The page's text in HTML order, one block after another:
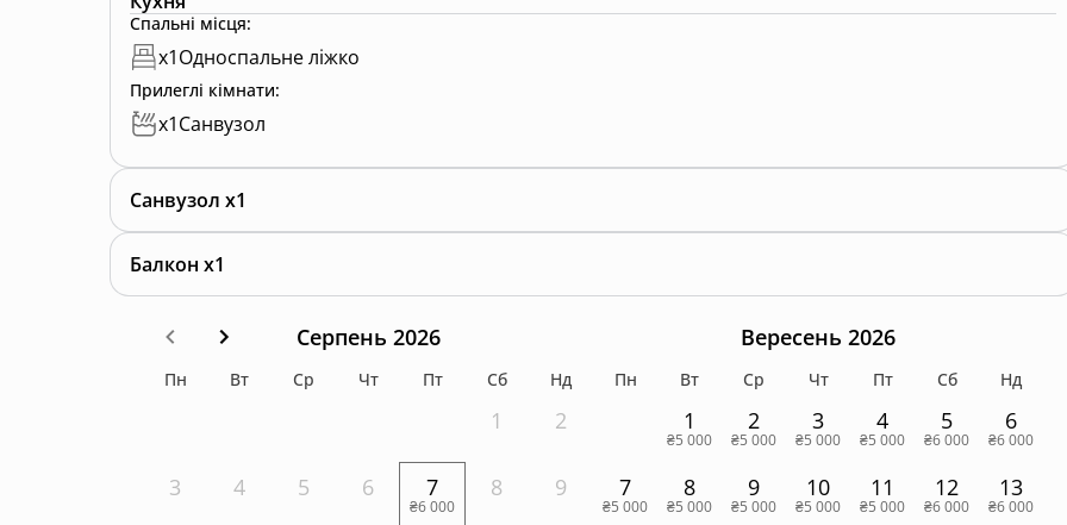
Спальні місця:
x1Односпальне ліжко
Прилеглі кімнати:
x1Санвузол
Санвузол x1
Балкон x1
Серпень 2026
Пн Вт Ср Чт Пт Сб Нд
1 2
3 4 5 6 7
₴6 000
8 9
Вересень 2026
Пн Вт Ср Чт Пт Сб Нд
1
₴5 000
2
₴5 000
3
₴5 000
4
₴5 000
5
₴6 000
6
₴6 000
7
₴5 000
8
₴5 000
9
₴5 000
10
₴5 000
11
₴5 000
12
₴6 000
13
₴6 000